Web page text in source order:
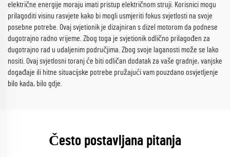
električne energije moraju imati pristup električnom struji. Korisnici mogu
prilagoditi visinu rasvjete kako bi mogli usmjeriti fokus svjetlosti na svoje
posebne potrebe. Ovaj svjetionik je dizajniran s dizel motorom da podnese
dugotrajno radno vrijeme. Zbog toga je svjetionik odlično prilagođen za
dugotrajno rad u udaljenim područjima. Zbog svoje laganosti može se lako
nositi. Ovaj svjetlosni toranj će biti odličan dodatak za vaše gradnje, vanjske
događaje ili hitne situacijske potrebe pružajući vam pouzdano osvjetljenje
bilo kada, bilo gdje.
Često postavljana pitanja